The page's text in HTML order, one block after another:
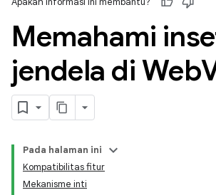
Memahami
jendela di Web
Pada halaman ini
Kompatibilitas fitur
Mekanisme inti